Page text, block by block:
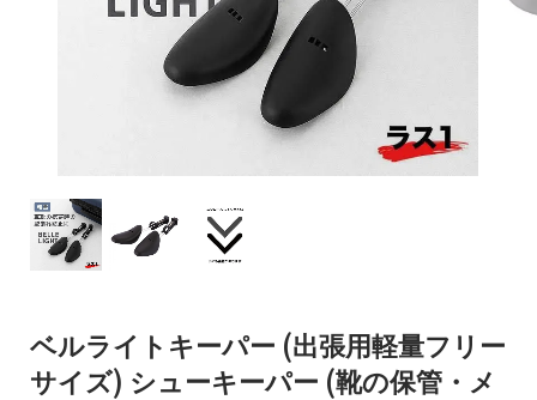
ベルライトキーパー (出張用軽量フリー
サイズ) シューキーパー (靴の保管・メ